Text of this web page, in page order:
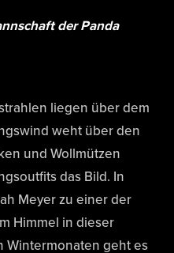
der Panda
liegen über dem
weht über den
und Wollmützen
das Bild. In
Meyer zu einer der
Himmel in dieser
Wintermonaten geht es